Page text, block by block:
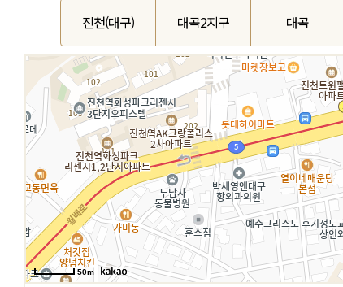
진천(대구) 대곡2지구 대곡
50m